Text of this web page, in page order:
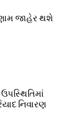
જાહેર થશે
નિવારણ